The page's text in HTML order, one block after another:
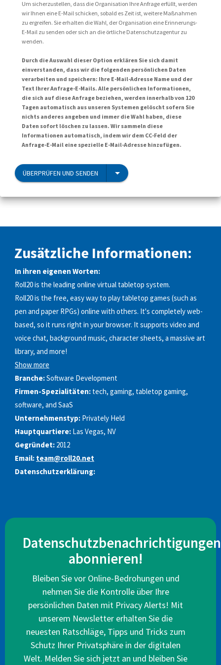
Um sicherzustellen, dass die Organisation Ihre Anfrage erfüllt, werden
wir Ihnen eine E-Mail schicken, sobald es Zeit ist, weitere Maßnahmen
zu ergreifen. Sie erhalten die Wahl, der Organisation eine Erinnerungs-
E-Mail zu senden oder sich an die örtliche Datenschutzagentur zu
wenden.
Durch die Auswahl dieser Option erklären Sie sich damit
einverstanden, dass wir die folgenden persönlichen Daten
verarbeiten und speichern: Ihre E-Mail-Adresse Name und der
Text Ihrer Anfrage-E-Mails. Alle persönlichen Informationen,
die sich auf diese Anfrage beziehen, werden innerhalb von 120
Tagen automatisch aus unseren Systemen gelöscht sofern Sie
nichts anderes angeben und immer die Wahl haben, diese
Daten sofort löschen zu lassen. Wir sammeln diese
Informationen automatisch, indem wir dem CC-Feld der
Anfrage-E-Mail eine spezielle E-Mail-Adresse hinzufügen.
ÜBERPRÜFEN UND SENDEN
Zusätzliche Informationen:
In ihren eigenen Worten:
Roll20 is the leading online virtual tabletop system.
Roll20 is the free, easy way to play tabletop games (such as
pen and paper RPGs) online with others. It's completely web-
based, so it runs right in your browser. It supports video and
voice chat, background music, character sheets, a massive art
library, and more!
Show more
Branche:Software Development
Firmen-Spezialitäten: tech, gaming, tabletop gaming,
software, and SaaS
Unternehmenstyp: Privately Held
Hauptquartiere: Las Vegas, NV
Gegründet: 2012
Email: team@roll20.net
Datenschutzerklärung:
Datenschutzbenachrichtigungen
abonnieren!
Bleiben Sie vor Online-Bedrohungen und
nehmen Sie die Kontrolle über Ihre
persönlichen Daten mit Privacy Alerts! Mit
unserem Newsletter erhalten Sie die
neuesten Ratschläge, Tipps und Tricks zum
Schutz Ihrer Privatsphäre in der digitalen
Welt. Melden Sie sich jetzt an und bleiben Sie